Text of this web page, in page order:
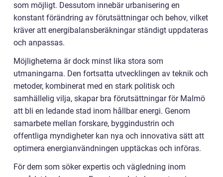
som möjligt. Dessutom innebär urbanisering en
konstant förändring av förutsättningar och behov, vilket
kräver att energibalansberäkningar ständigt uppdateras
och anpassas.
Möjligheterna är dock minst lika stora som
utmaningarna. Den fortsatta utvecklingen av teknik och
metoder, kombinerat med en stark politisk och
samhällelig vilja, skapar bra förutsättningar för Malmö
att bli en ledande stad inom hållbar energi. Genom
samarbete mellan forskare, byggindustrin och
offentliga myndigheter kan nya och innovativa sätt att
optimera energianvändningen upptäckas och införas.
För dem som söker expertis och vägledning inom